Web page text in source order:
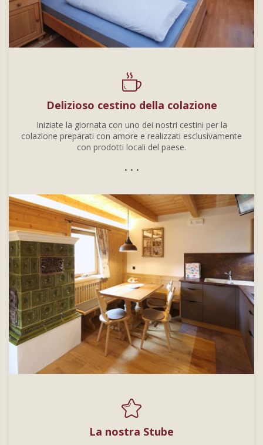
Delizioso cestino della colazione
Iniziate la giornata con uno dei nostri cestini per la
colazione preparati con amore e realizzati esclusivamente
con prodotti locali del paese.
. . .
La nostra Stube